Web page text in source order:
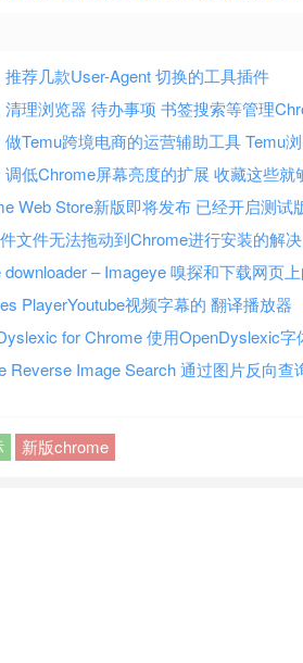
推荐几款User-Agent 切换的工具插件
清理浏览器 待办事项 书签搜索等管理
做Temu跨境电商的运营辅助工具 Temu
调低Chrome屏幕亮度的扩展 收藏这些就
Web Store新版即将发布 已经开启测试
文件无法拖动到Chrome进行安装的解
downloader – Imageye 嗅探和下载网页
PlayerYoutube视频字幕的 翻译播放器
for Chrome 使用OpenDyslexic字
Reverse Image Search 通过图片反向
新版chrome